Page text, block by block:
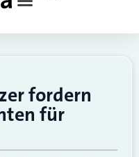
fordern
für